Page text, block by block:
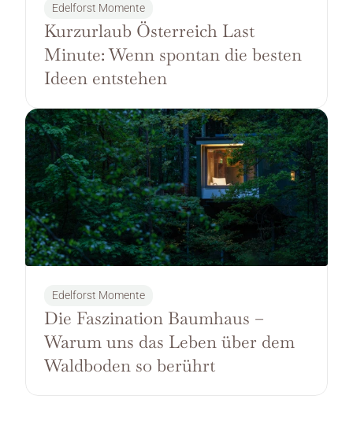
Edelforst Momente
Kurzurlaub Österreich Last
Minute: Wenn spontan die besten
Ideen entstehen
Edelforst Momente
Die Faszination Baumhaus –
Warum uns das Leben über dem
Waldboden so berührt